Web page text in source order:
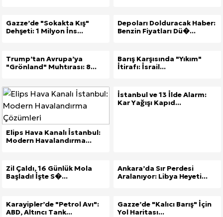
Gazze’de "Sokakta Kış"
Dehşeti: 1 Milyon İns...
Depoları Dolduracak Haber:
Benzin Fiyatları Dü�...
Trump’tan Avrupa’ya
"Grönland" Muhtırası: 8...
Barış Karşısında "Yıkım"
İtirafı: İsrail...
Elips Hava Kanalı İstanbul:
Modern Havalandırma...
İstanbul ve 13 İlde Alarm:
Kar Yağışı Kapıd...
Zil Çaldı, 16 Günlük Mola
Başladı! İşte S�...
Ankara’da Sır Perdesi
Aralanıyor: Libya Heyeti...
Karayipler’de "Petrol Avı":
ABD, Altıncı Tank...
Gazze’de "Kalıcı Barış" İçin
Yol Haritası...